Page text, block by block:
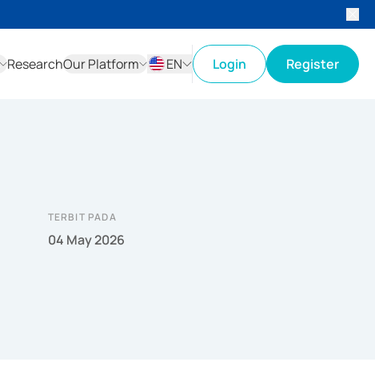
ResearchOur Platform
EN
Login Register
TERBIT PADA
04 May 2026